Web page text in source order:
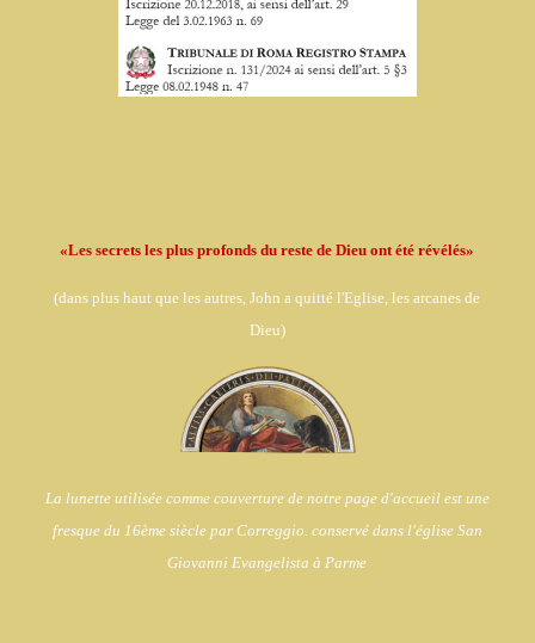
«Les secrets les plus profonds du reste de Dieu ont été révélés»
(dans plus haut que les autres, John a quitté l'Eglise,les arcanes de
Dieu)
La lunette utilisée comme couverture de notre page d'accueil est une
fresque du 16ème siècle par Correggio. conservé dans l'église San
Giovanni Evangelista à Parme